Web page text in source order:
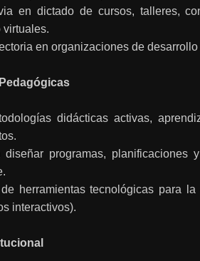
en dictado de cursos, talleres,
virtuales.
en organizaciones de
didácticas activas,
programas, planificaciones
herramientas tecnológicas para
interactivos).